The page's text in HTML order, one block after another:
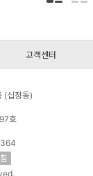
고객센터
(십정동)
호